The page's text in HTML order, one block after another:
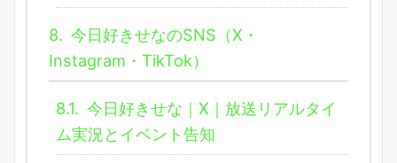
8. 今日好きせなのSNS（X・
Instagram・TikTok）
8.1. 今日好きせな｜X｜放送リアルタイ
ム実況とイベント告知